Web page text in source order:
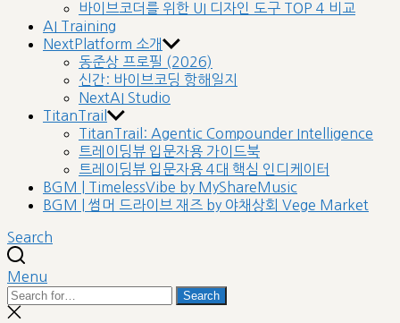
바이브코더를 위한 UI 디자인 도구 TOP 4 비교
AI Training
NextPlatform 소개
동준상 프로필 (2026)
신간: 바이브코딩 항해일지
NextAI Studio
TitanTrail
TitanTrail: Agentic Compounder Intelligence
트레이딩뷰 입문자용 가이드북
트레이딩뷰 입문자용 4대 핵심 인디케이터
BGM | TimelessVibe by MyShareMusic
BGM | 썸머 드라이브 재즈 by 야채상회 Vege Market
Search
Menu
Search
for:
Search
Close